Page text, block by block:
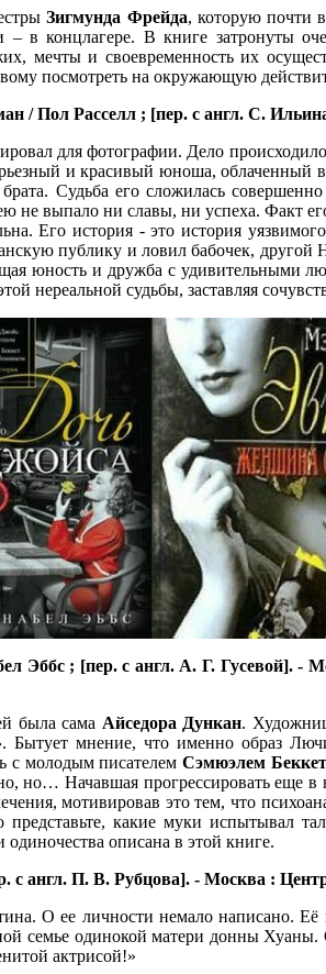
Зигмунда Фрейда, которую почти
в концлагере. В книге затронуты
мечты и своевременность их
посмотреть на окружающую
/ Пол Расселл ; [пер. с англ. С.
для фотографии. Дело
и красивый юноша,
Судьба его сложилась
не выпало ни славы, ни успеха. Факт
Его история - это история
публику и ловил бабочек,
юность и дружба с удивительными
нереальной судьбы, заставляя
Эббс ; [пер. с англ. А. Г. Гусевой]. -
была сама Айседора Дункан.
. Бытует мнение, что именно образ
с молодым писателемСэмюэлем
но… Начавшая прогрессировать
мотивировав это тем, что
какие муки
описана в этой книге.
П. В. Рубцова]. - Москва :
О ее личности немало написано.
семье одинокой матери донны
актрисой!»